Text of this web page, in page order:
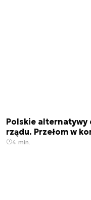
Polskie alternatywy
rządu. Przełom w
4 min.